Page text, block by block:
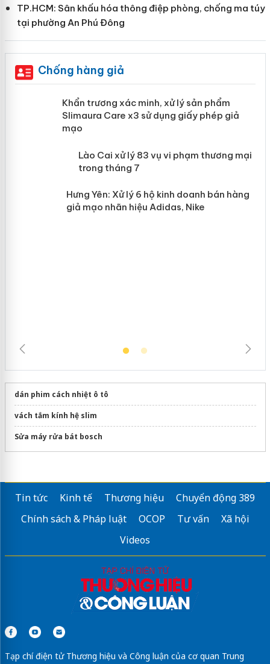
TP.HCM: Sân khấu hóa thông điệp phòng, chống ma túy
tại phường An Phú Đông
Chống hàng giả
Khẩn trương xác minh, xử lý sản phẩm
Slimaura Care x3 sử dụng giấy phép giả
mạo
Lào Cai xử lý 83 vụ vi phạm thương
mại trong tháng 7
dán phim cách nhiệt ô tô
vách tắm kính hệ slim
Sửa máy rửa bát bosch
Tin tức Kinh tế Thương hiệu
Chuyển động 389
Chính sách & Pháp luật
OCOP Tư vấn
Xã hội
Videos
Tạp chí điện tử Thương hiệu và Công luận của cơ quan Trung